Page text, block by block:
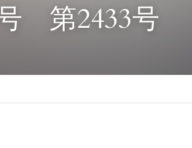
　第2433号